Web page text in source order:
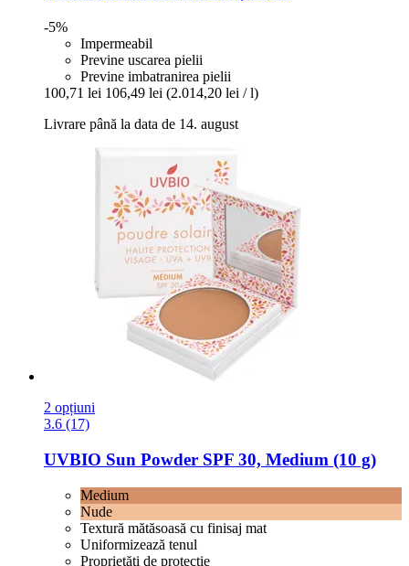
-5%
Impermeabil
Previne uscarea pielii
Previne imbatranirea pielii
100,71 lei 106,49 lei (2.014,20 lei / l)
Livrare până la data de 14. august
2 opțiuni
3.6 (17)
UVBIO Sun Powder SPF 30, Medium (10 g)
Medium
Nude
Textură mătăsoasă cu finisaj mat
Uniformizează tenul
Proprietăți de protecție